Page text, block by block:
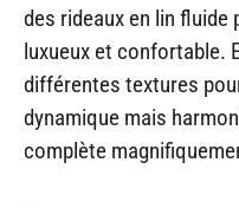
des rideaux en lin
luxueux et confortable.
différentes textures
dynamique mais
complète